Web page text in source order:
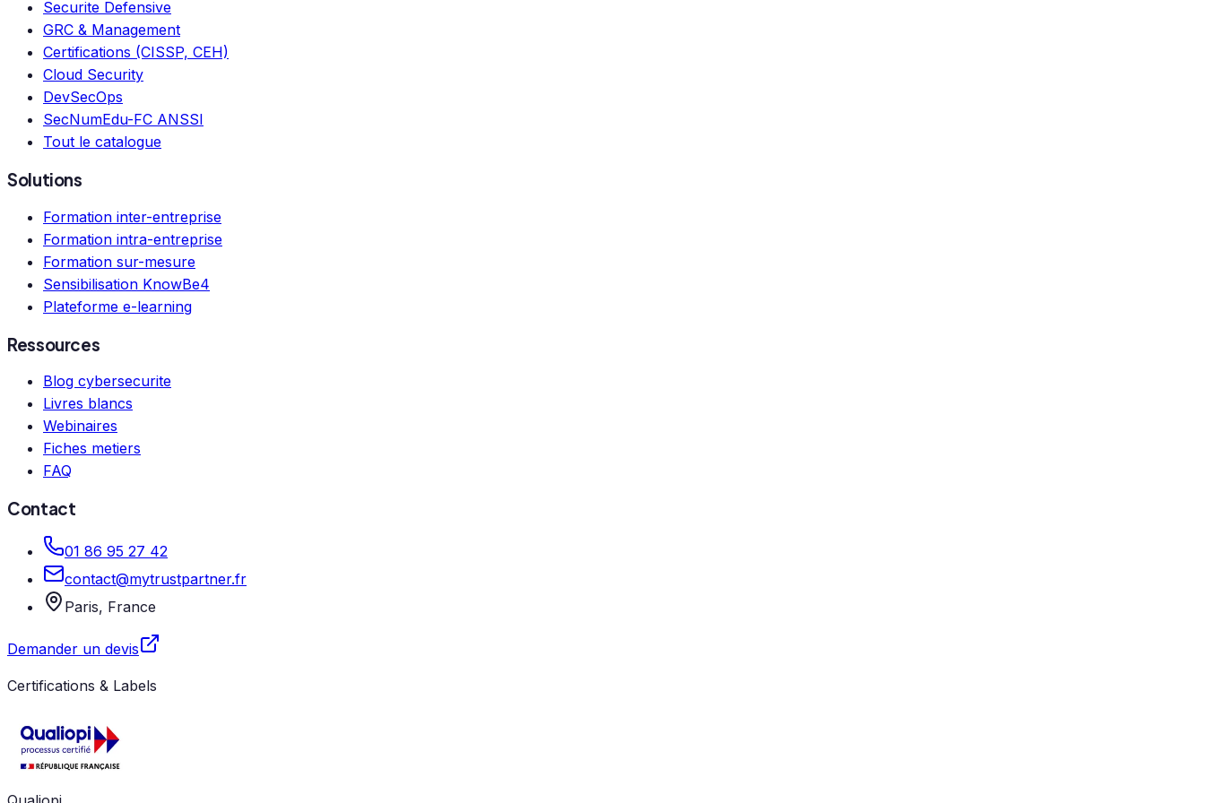
Securite Defensive
GRC & Management
Certifications (CISSP, CEH)
Cloud Security
DevSecOps
SecNumEdu-FC ANSSI
Tout le catalogue
Solutions
Formation inter-entreprise
Formation intra-entreprise
Formation sur-mesure
Sensibilisation KnowBe4
Plateforme e-learning
Ressources
Blog cybersecurite
Livres blancs
Webinaires
Fiches metiers
FAQ
Contact
01 86 95 27 42
contact@mytrustpartner.fr
Paris, France
Demander un devis
Certifications & Labels